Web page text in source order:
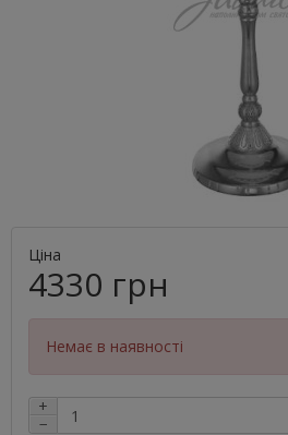
Ціна
4330 грн
Немає в наявності
+
−